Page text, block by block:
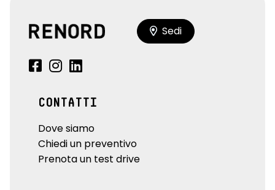
Sedi
CONTATTI
Dove siamo
Chiedi un preventivo
Prenota un test drive